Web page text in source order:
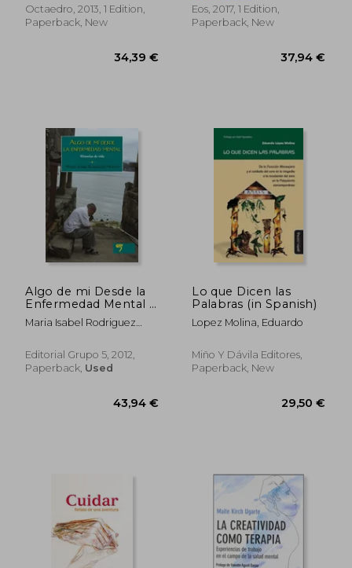
31,60 €
Spanish)
Octaedro, 2013, 1 Edition,
Paperback, New
Eos, 2017, 1 Edition,
Paperback, New
Algo de mi Desde la
Enfermedad Mental -
Historias de Vida (in
Spanish)
Maria Isabel Rodriguez
Editorial Grupo 5, 2012,
Paperback, Used
Lo que Dicen las
Palabras (in Spanish)
Lopez Molina, Eduardo
Miño Y Dávila Editores,
Paperback, New